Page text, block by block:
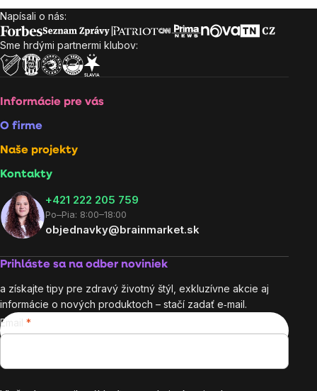
Zápätie
Napísali o nás:
Sme hrdými partnermi klubov:
Informácie pre vás
O firme
Naše projekty
Kontakty
+421 222 205 759
Po–Pia: 8:00–18:00
objednavky@brainmarket.sk
Prihláste sa na odber noviniek
a získajte tipy pre zdravý životný štýl, exkluzívne akcie aj
informácie o nových produktoch – stačí zadať e‑mail.
Email